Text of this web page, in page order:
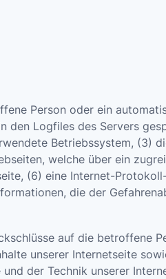
Person oder ein
den Logfiles des Servers
Betriebssystem, (3)
welche über ein
(6) eine Internet-
die der
auf die betroffene
unserer Internetseite
der Technik unserer